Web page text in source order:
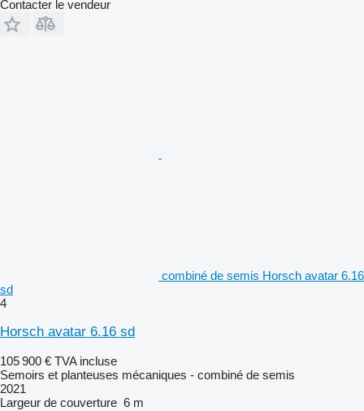
Contacter le vendeur
combiné de semis Horsch avatar 6.16
sd
4
Horsch avatar 6.16 sd
105 900 € TVA incluse
Semoirs et planteuses mécaniques - combiné de semis
2021
Largeur de couverture 6 m